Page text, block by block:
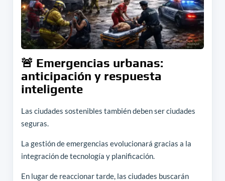
🚨 Emergencias urbanas:
anticipación y respuesta
inteligente
Las ciudades sostenibles también deben ser ciudades
seguras.
La gestión de emergencias evolucionará gracias a la
integración de tecnología y planificación.
En lugar de reaccionar tarde, las ciudades buscarán